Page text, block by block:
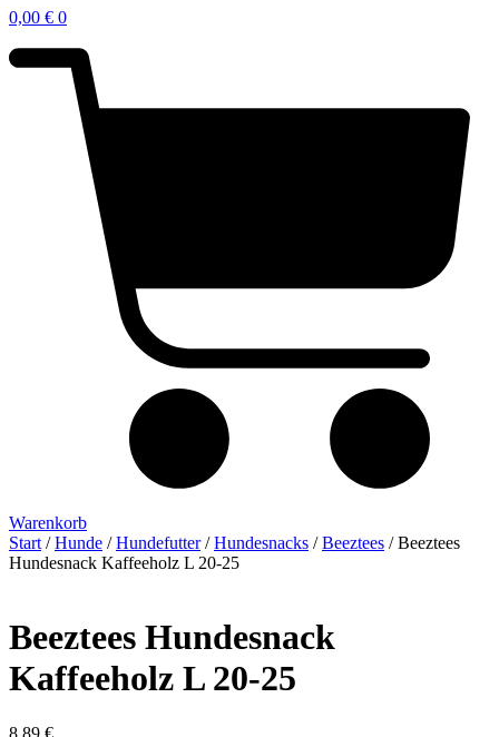
0,00 € 0
Warenkorb
Start /Hunde /Hundefutter/Hundesnacks /Beeztees / Beeztees
Hundesnack Kaffeeholz L 20-25
Beeztees Hundesnack
Kaffeeholz L 20-25
8,89 €